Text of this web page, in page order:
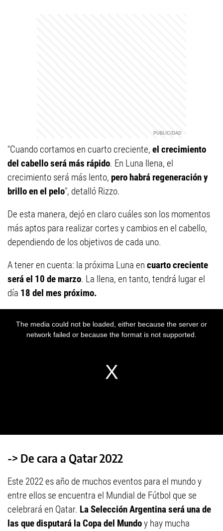
"Cuando cortamos en cuarto creciente, el crecimiento
del cabello será más rápido. En Luna llena, el
crecimiento será más lento, pero habrá regeneración y
brillo en el pelo", detalló Rizzo.
De esta manera, dejó en claro cuáles son los momentos
más aptos para realizar cortes y cambios en el cabello,
dependiendo de los objetivos de cada uno.
A tener en cuenta: la próxima Luna en cuarto creciente
será el 10 de marzo. La llena, en tanto, tendrá lugar el
día 18 del mes próximo.
-> De cara a Qatar 2022
Este 2022 es año de muchos eventos para el mundo y
entre ellos se encuentra el Mundial de Fútbol que se
celebrará en Qatar. La Selección Argentina será una de
las que disputará la Copa del Mundoy hay mucha